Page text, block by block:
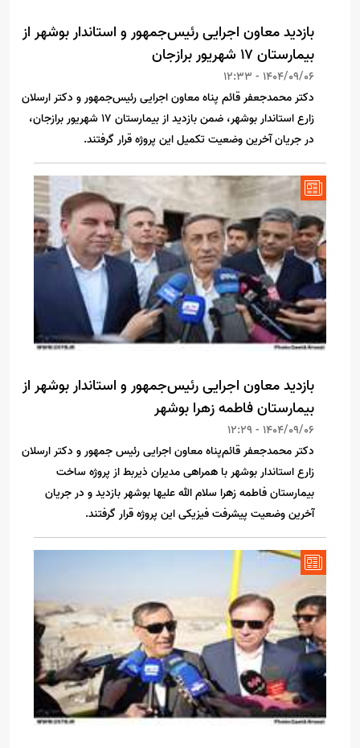
بازدید معاون اجرایی رئیس‌جمهور و استاندار بوشهر از
بیمارستان ۱۷ شهریور برازجان
1404/09/06 - 12:33
دکتر محمدجعفر قائم پناه معاون اجرایی رئیس‌جمهور و دکتر ارسلان
زارع استاندار بوشهر، ضمن بازدید از بیمارستان ۱۷ شهریور برازجان،
در جریان آخرین وضعیت تکمیل این پروژه قرار گرفتند.
بازدید معاون اجرایی رئیس‌جمهور و استاندار بوشهر از
بیمارستان فاطمه زهرا بوشهر
1404/09/06 - 12:29
دکتر محمدجعفر قائم‌پناه معاون اجرایی رئیس جمهور و دکتر ارسلان
زارع استاندار بوشهر با همراهی مدیران ذیربط از پروژه ساخت
بیمارستان فاطمه زهرا سلام الله علیها بوشهر بازدید و در جریان
آخرین وضعیت پیشرفت فیزیکی این پروژه قرار گرفتند.